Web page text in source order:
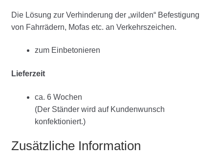
Die Lösung zur Verhinderung der „wilden“ Befestigung
von Fahrrädern, Mofas etc. an Verkehrszeichen.
zum Einbetonieren
Lieferzeit
ca. 6 Wochen
(Der Ständer wird auf Kundenwunsch
konfektioniert.)
Zusätzliche Information